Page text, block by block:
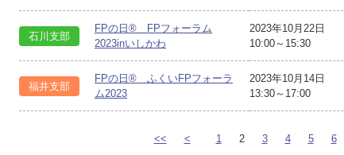
石川支部
FPの日® FPフォーラム
2023inいしかわ
2023年10月22日
10:00～15:30
福井支部
FPの日® ふくいFPフォーラ
ム2023
2023年10月14日
13:30～17:00
<< < 1 2 3 4 5 6